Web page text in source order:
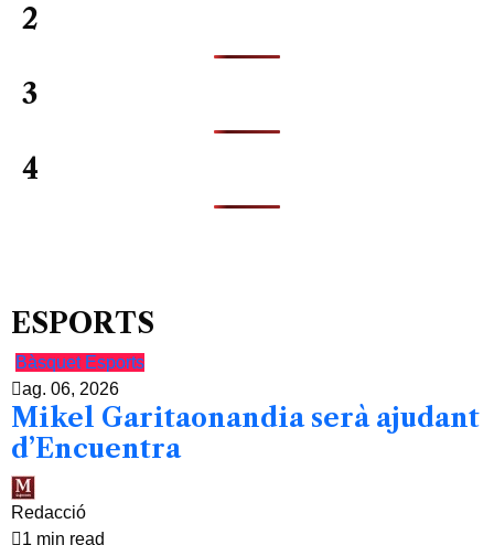
2
3
4
ESPORTS
Bàsquet Esports
ag. 06, 2026
Mikel Garitaonandia serà ajudant
d’Encuentra
Redacció
1 min read